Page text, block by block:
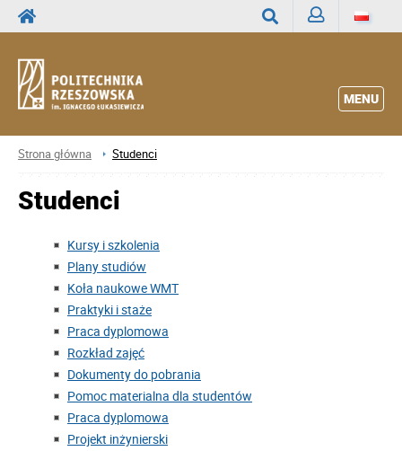
MENU
Strona główna Studenci
Studenci
Kursy i szkolenia
Plany studiów
Koła naukowe WMT
Praktyki i staże
Praca dyplomowa
Rozkład zajęć
Dokumenty do pobrania
Pomoc materialna dla studentów
Praca dyplomowa
Projekt inżynierski